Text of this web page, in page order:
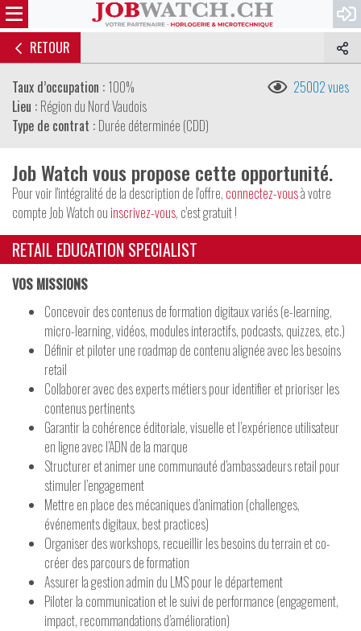
RETOUR
Taux d’occupation : 100%
Lieu : Région du Nord Vaudois
Type de contrat : Durée déterminée (CDD)
25002 vues
Job Watch vous propose cette opportunité.
Pour voir l'intégralité de la description de l'offre, connectez-vousà votre
compte Job Watch ou inscrivez-vous, c'est gratuit !
RETAIL EDUCATION SPECIALIST
VOS MISSIONS
Concevoir des contenus de formation digitaux variés (e-learning,
micro-learning, vidéos, modules interactifs, podcasts, quizzes, etc.)
Définir et piloter une roadmap de contenu alignée avec les besoins
retail
Collaborer avec des experts métiers pour identifier et prioriser les
contenus pertinents
Garantir la cohérence éditoriale, visuelle et l’expérience utilisateur
en ligne avec l’ADN de la marque
Structurer et animer une communauté d’ambassadeurs retail pour
stimuler l’engagement
Mettre en place des mécaniques d’animation (challenges,
événements digitaux, best practices)
Organiser des workshops, recueillir les besoins du terrain et co-
créer des parcours de formation
Assurer la gestion admin du LMS pour le département
Piloter la communication et le suivi de performance (engagement,
impact, recommandations d’amélioration)